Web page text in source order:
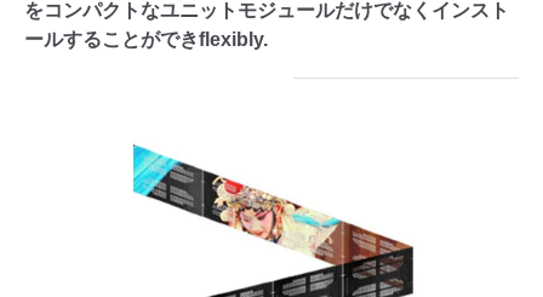
をコンパクトなユニットモジュールだけでなくインスト
ールすることができflexibly.